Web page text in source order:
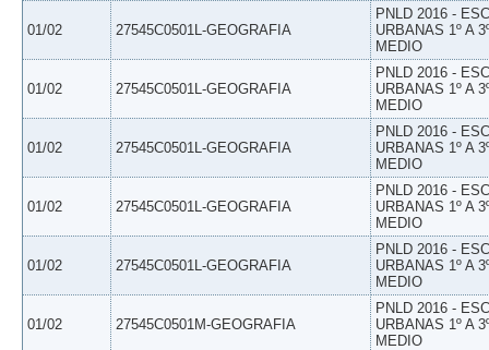
01/02 27545C0501L-GEOGRAFIA
PNLD 2016 -
URBANAS 1º A
MEDIO
01/02 27545C0501L-GEOGRAFIA
PNLD 2016 -
URBANAS 1º A
MEDIO
01/02 27545C0501L-GEOGRAFIA
PNLD 2016 -
URBANAS 1º A
MEDIO
01/02 27545C0501L-GEOGRAFIA
PNLD 2016 -
URBANAS 1º A
MEDIO
01/02 27545C0501L-GEOGRAFIA
PNLD 2016 -
URBANAS 1º A
MEDIO
01/02 27545C0501M-GEOGRAFIA
PNLD 2016 -
URBANAS 1º A
MEDIO